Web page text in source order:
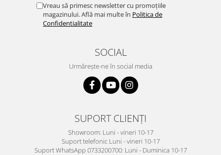
Vreau să primesc newsletter cu promoțiile
magazinului. Află mai multe în Politica de
Confidentialitate
SOCIAL
Urmărește-ne în social media
SUPORT CLIENȚI
Showroom: Luni - vineri 10-17
Suport telefonic Luni - vineri 10-17
Suport WhatsApp 0733200700: Luni - Duminica 10-17